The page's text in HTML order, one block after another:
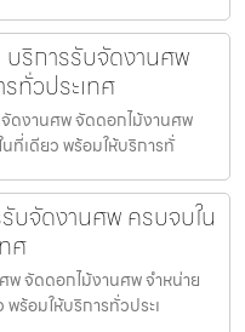
ริการรับจัดงานศพ
ทั่วประเทศ
ดงานศพ จัดดอกไม้งานศพ
ที่เดียว พร้อมให้บริการทั่
บจัดงานศพ ครบจบใน
ศ
จัดดอกไม้งานศพ จำหน่าย
ร้อมให้บริการทั่วประเ